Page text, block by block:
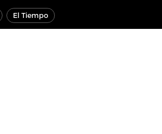
El Tiempo